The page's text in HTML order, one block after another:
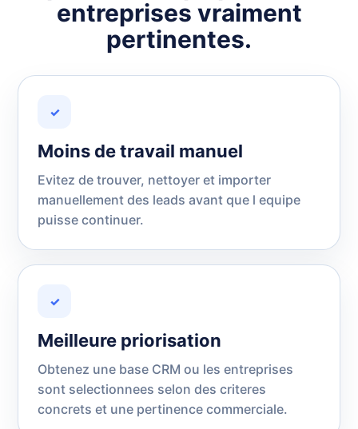
entreprises vraiment
pertinentes.
✓
Moins de travail manuel
Evitez de trouver, nettoyer et importer
manuellement des leads avant que l equipe
puisse continuer.
✓
Meilleure priorisation
Obtenez une base CRM ou les entreprises
sont selectionnees selon des criteres
concrets et une pertinence commerciale.